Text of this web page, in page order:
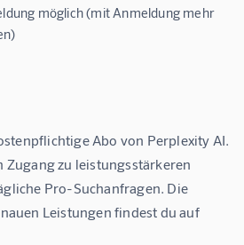
möglich (mit Anmeldung mehr
Abo von Perplexity AI.
Zugang zu leistungsstärkeren
Pro-Suchanfragen. Die
Leistungen findest du auf